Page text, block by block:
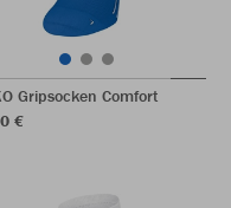
Gripsocken Comfort
€